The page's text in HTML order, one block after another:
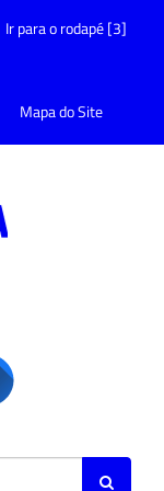
Ir para o rodapé [3]
Mapa do Site